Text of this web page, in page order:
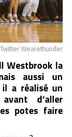
Wearethunder
Westbrook la
aussi un
il a réalisé un
d’aller
potes faire